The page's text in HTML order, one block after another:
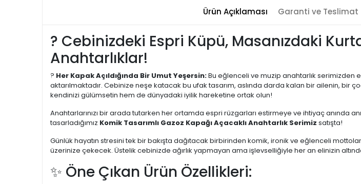
Ürün Açıklaması Garanti ve Teslimat
? Cebinizdeki Espri Küpü, Masanızdaki
Anahtarlıklar!
? Her Kapak Açıldığında Bir Umut Yeşersin:Bu eğlenceli ve muzip anahtarlık serimizden
aktarılmaktadır. Cebinize neşe katacak bu ufak tasarım, aslında darda kalan bir ailenin, bir
kendinizi gülümsetin hem de dünyadaki iyilik hareketine ortak olun!
Anahtarlarınızı bir arada tutarken her ortamda espri rüzgarları estirmeye ve ihtiyaç anında
tasarladığımız Komik Tasarımlı Gazoz Kapağı Açacaklı Anahtarlık Serimiz satışta!
Günlük hayatın stresini tek bir bakışta dağıtacak birbirinden komik, ironik ve eğlenceli
üzerinize çekecek. Üstelik cebinizde ağırlık yapmayan ama işlevselliğiyle her an elinizin
✨ Öne Çıkan Ürün Özellikleri: